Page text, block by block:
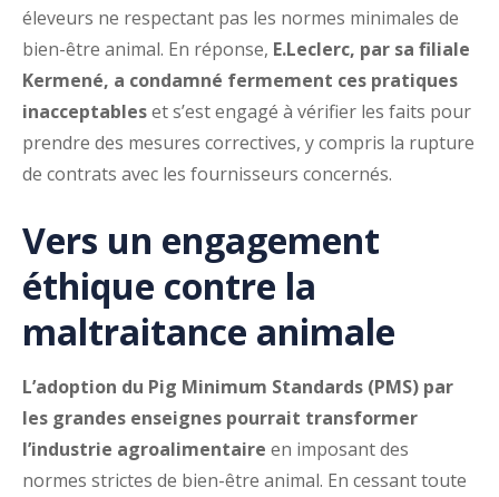
éleveurs ne respectant pas les normes minimales de
bien-être animal. En réponse, E.Leclerc, par sa filiale
Kermené, a condamné fermement ces pratiques
inacceptableset s’est engagé à vérifier les faits pour
prendre des mesures correctives, y compris la rupture
de contrats avec les fournisseurs concernés.
Vers un engagement
éthique contre la
maltraitance animale
L’adoption du Pig Minimum Standards (PMS) par
les grandes enseignes pourrait transformer
l’industrie agroalimentaire en imposant des
normes strictes de bien-être animal. En cessant toute